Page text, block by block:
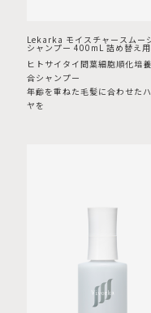
Lekarka モイスチャースムー
シャンプー 400mL 詰め替え用
ヒトサイタイ間葉細胞順化培
合シャンプー
年齢を重ねた毛髪に合わせた
ヤを